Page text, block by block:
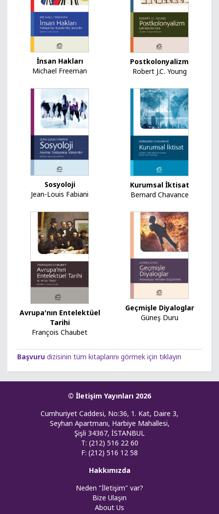
İnsan Hakları
Michael Freeman
Postkolonyalizm
Robert J.C. Young
Sosyoloji
Jean-Louis Fabiani
Kurumsal İktisat
Bernard Chavance
Avrupa'nın Entelektüel
Tarihi
François Chaubet
Geçmişle Diyaloglar
Güneş Duru
Başvuru dizisinin tüm kitaplarını görmek için tıklayın
© İletişim Yayınları 2026
Cumhuriyet Caddesi, No:36, 1. Kat, Daire 3,
Seyhan Apartmanı, Harbiye Mahallesi,
Şişli 34367, İSTANBUL
T: (212) 516 22 60
F: (212) 516 12 58
Hakkımızda
Neden "İletişim" var?
Bize Ulaşın
About Us